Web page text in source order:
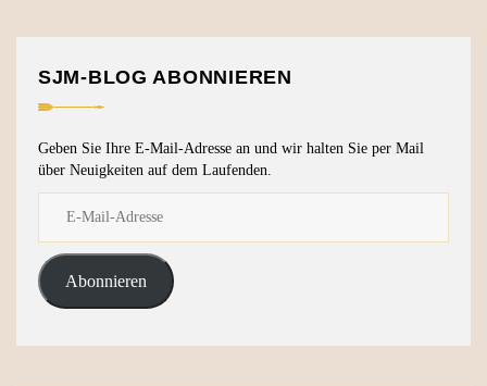
SJM-BLOG ABONNIEREN
Geben Sie Ihre E-Mail-Adresse an und wir halten Sie per Mail
über Neuigkeiten auf dem Laufenden.
Abonnieren